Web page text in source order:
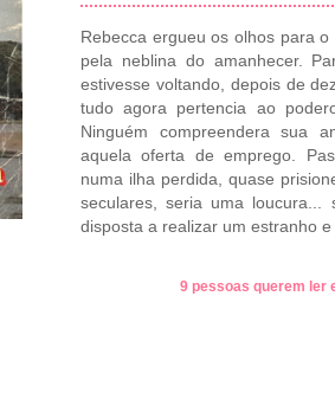
Rebecca ergueu os olhos para
pela neblina do amanhecer.
estivesse voltando, depois de
tudo agora pertencia ao
Ninguém compreendera sua
aquela oferta de emprego.
numa ilha perdida, quase
seculares, seria uma loucura...
disposta a realizar um estranho
9 pessoas querem ler